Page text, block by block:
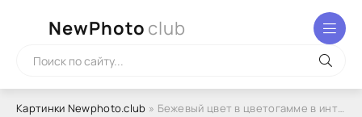
NewPhoto club
Картинки Newphoto.club » Бежевый цвет в цветогамме в интерьере (80 фото)